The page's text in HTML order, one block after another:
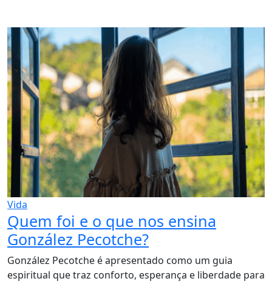
Vida
Quem foi e o que nos ensina
González Pecotche?
González Pecotche é apresentado como um guia
espiritual que traz conforto, esperança e liberdade para